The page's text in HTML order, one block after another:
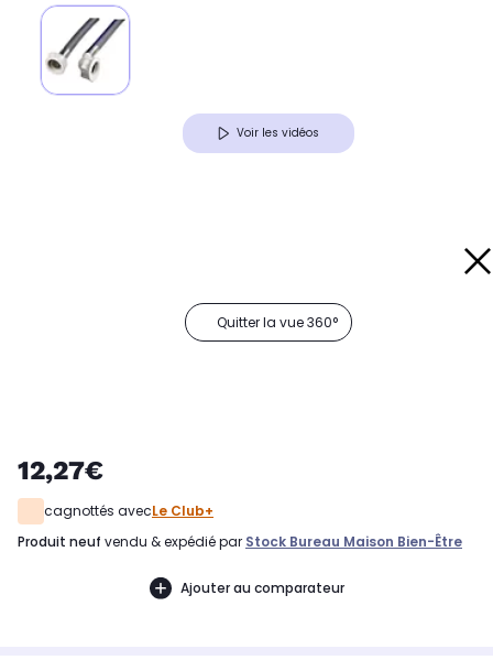
Voir les vidéos
Quitter la vue 360°
12,27€
cagnottés avecLe Club+
produit neuf vendu & expédié par Stock Bureau Maison Bien-Être
Ajouter au comparateur